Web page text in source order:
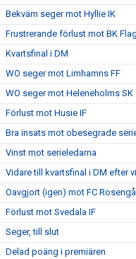
Bekväm seger mot Hyllie IK
Frustrerande förlust mot BK
Kvartsfinal i DM
WO seger mot Limhamns FF
WO seger mot Heleneholms SK
Förlust mot Husie IF
Bra insats mot obesegrade
Vinst mot serieledarna
Vidare till kvartsfinal i DM efter
Oavgjort (igen) mot FC
Förlust mot Svedala IF
Seger, till slut
Delad poäng i premiären